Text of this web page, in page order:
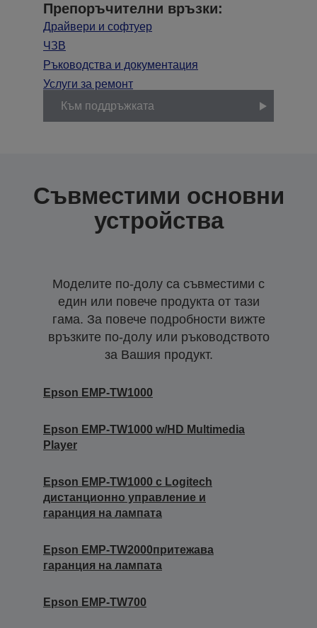
Препоръчителни връзки:
Драйвери и софтуер
ЧЗВ
Ръководства и документация
Услуги за ремонт
Към поддръжката
Съвместими основни
устройства
Моделите по-долу са съвместими с
един или повече продукта от тази
гама. За повече подробности вижте
връзките по-долу или ръководството
за Вашия продукт.
Epson EMP-TW1000
Epson EMP-TW1000 w/HD Multimedia
Player
Epson EMP-TW1000 с Logitech
дистанционно управление и
гаранция на лампата
Epson EMP-TW2000притежава
гаранция на лампата
Epson EMP-TW700